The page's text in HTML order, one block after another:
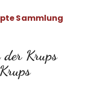
Sammlung
Krups